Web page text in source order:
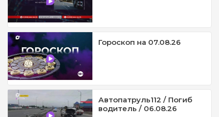
Гороскоп на 07.08.26
Автопатруль112 / Погиб
водитель / 06.08.26